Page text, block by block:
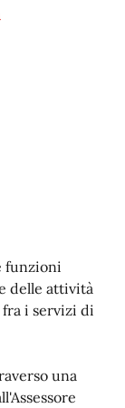
funzioni
delle attività
i servizi di
una